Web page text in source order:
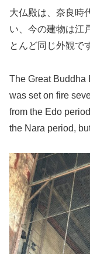
大仏殿は、奈良時
い、今の建物は江
とんど同じ外観で
The Great Buddha
was set on fire
from the Edo
the Nara period,